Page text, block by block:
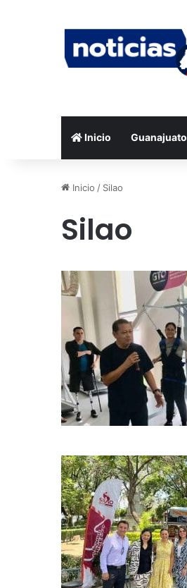
Inicio Guanajuato
Inicio / Silao
Silao